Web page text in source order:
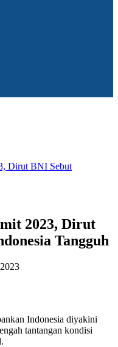
Dirut BNI Sebut
2023, Dirut
Tangguh
Indonesia diyakini
tantangan kondisi